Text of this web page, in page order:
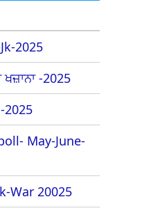
2025
-2025
2025
May-June-
War 20025